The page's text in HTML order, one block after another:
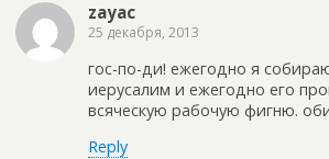
zayac
25 декабря, 2013
гос-по-ди! ежегодно я
иерусалим и ежегодно его
всяческую рабочую фигню.
Reply